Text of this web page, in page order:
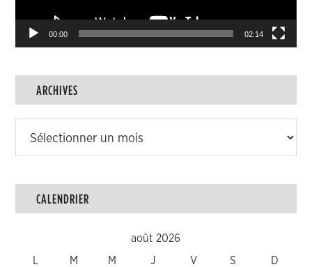
00:00 02:14
ARCHIVES
CALENDRIER
août 2026
M M J V S D